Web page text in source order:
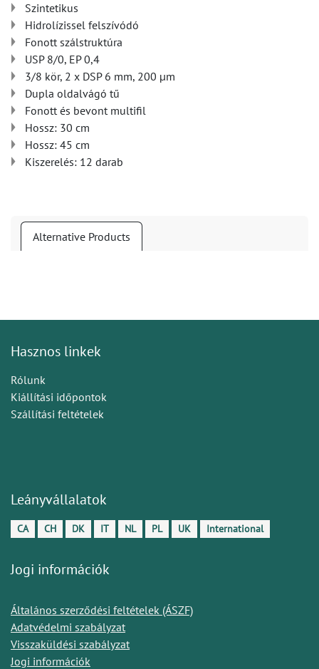
Szintetikus
Hidrolízissel felszívódó
Fonott szálstruktúra
USP 8/0, EP 0,4
3/8 kör, 2 x DSP 6 mm, 200 µm
Dupla oldalvágó tű
Fonott és bevont multifil
Hossz: 30 cm
Hossz: 45 cm
Kiszerelés: 12 darab
Alternative Products
Hasznos linkek
Rólunk
Kiállítási időpontok
Szállítási feltételek
Leányvállalatok
CA CH DK IT NL PL UK International
Jogi információk
Általános szerződési feltételek (ÁSZF)
Adatvédelmi szabályzat
Visszaküldési szabályzat
Jogi információk